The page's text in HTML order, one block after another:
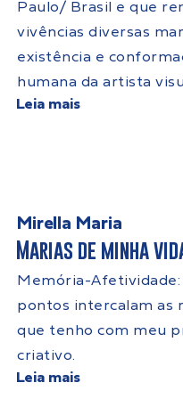
Paulo/ Brasil e que
vivências diversas
existência e
humana da artista
Leia mais
Mirella Maria
Marias de minha
Memória-Afetividade:
pontos intercalam as
que tenho com meu
criativo.
Leia mais